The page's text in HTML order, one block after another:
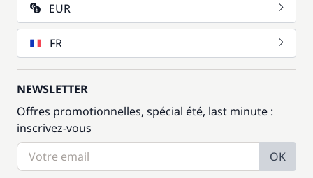
EUR
FR
NEWSLETTER
Offres promotionnelles, spécial été, last minute :
inscrivez-vous
OK